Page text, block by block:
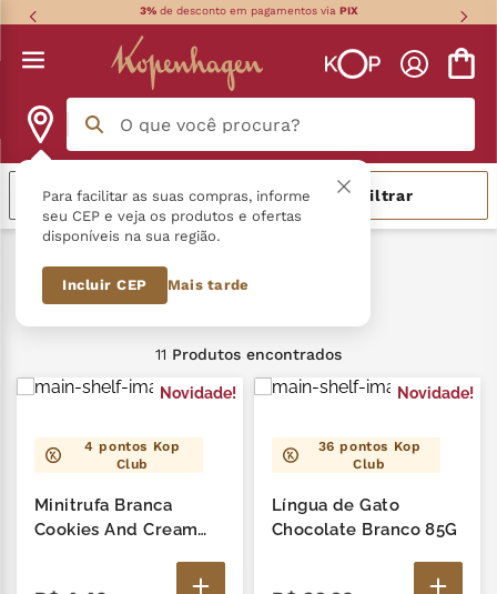
3%de desconto em pagamentos via PIX
Para facilitar as suas compras, informe
seu CEP e veja os produtos e ofertas
disponíveis na sua região.
Incluir CEP Mais tarde
O que você procura?
Mais vendidos Filtrar
Kopenhagen
11 Produtos
Novidade!
4 pontos Kop
Club
Minitrufa Branca
Cookies And Cream
Novidade!
36 pontos Kop
Club
Língua de Gato
Chocolate Branco 85G
Termos mais buscados
trufa
nhá benta kopenhagen
kit